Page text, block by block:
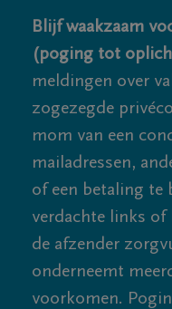
Blijf waakzaam
(poging tot
meldingen over
zogezegde
mom van een
mailadressen,
of een betaling te
verdachte links
de afzender
onderneemt
voorkomen.